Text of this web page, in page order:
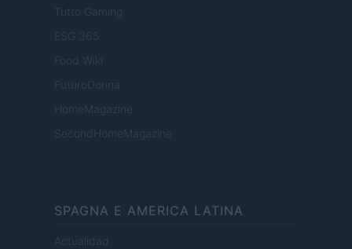
Tutto Gaming
ESG 365
Food Wiki
FuturoDonna
HomeMagazine
SecondHomeMagazine
SPAGNA E AMERICA LATINA
Actualidad